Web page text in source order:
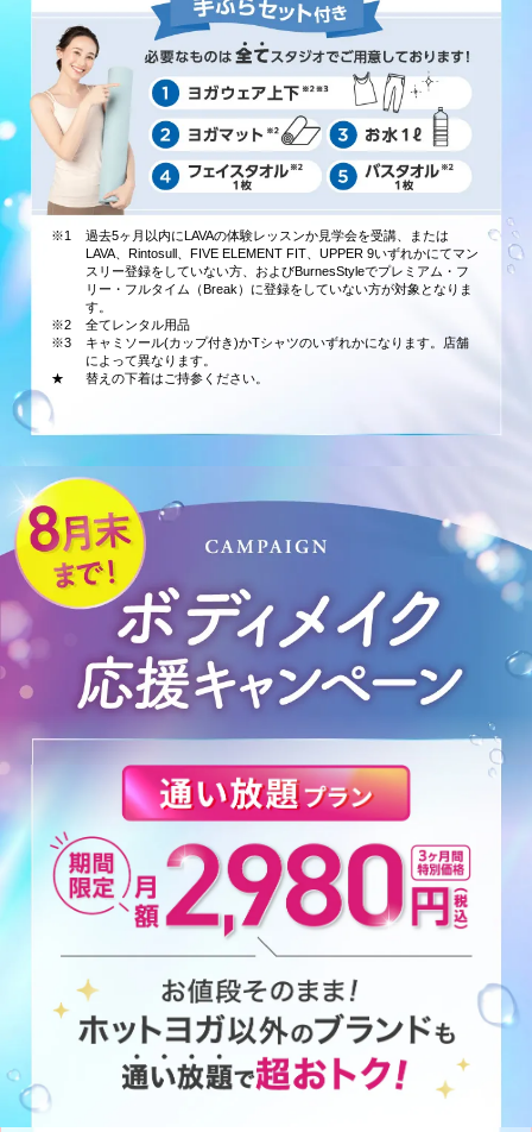
※1
過去5ヶ月以内にLAVAの体験レッスンか見学会を受講、または
LAVA、Rintosull、FIVE ELEMENT FIT、UPPER 9いずれかにてマン
スリー登録をしていない方、およびBurnesStyleでプレミアム・フ
リー・フルタイム（Break）に登録をしていない方が対象となりま
す。
※2
全てレンタル用品
※3
キャミソール(カップ付き)かTシャツのいずれかになります。店舗
によって異なります。
★
替えの下着はご持参ください。